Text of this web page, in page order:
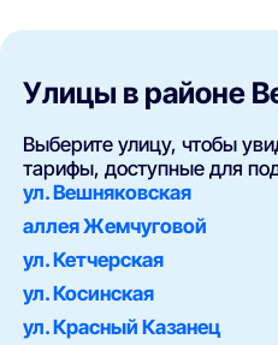
Улицы в районе
Выберите улицу, чтобы
тарифы, доступные для
ул. Вешняковская
аллея Жемчуговой
ул. Кетчерская
ул. Косинская
ул. Красный Казанец